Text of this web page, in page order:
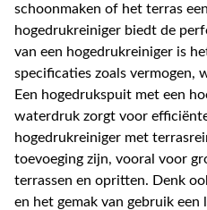
schoonmaken of het terras
hogedrukreiniger biedt de
van een hogedrukreiniger is
specificaties zoals vermogen,
Een hogedrukspuit met een
waterdruk zorgt voor
hogedrukreiniger met
toevoeging zijn, vooral voor
terrassen en opritten. Denk
en het gemak van gebruik een